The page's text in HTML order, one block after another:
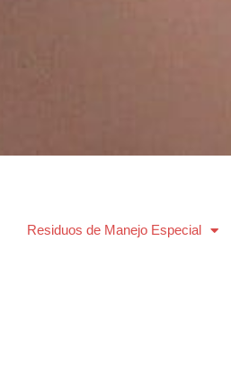
Residuos de Manejo Especial